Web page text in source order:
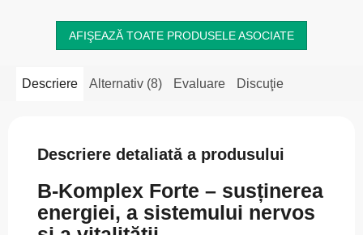
AFIŞEAZĂ TOATE PRODUSELE ASOCIATE
Descriere Alternativ (8) Evaluare Discuţie
Descriere detaliată a produsului
B-Komplex Forte – susținerea
energiei, a sistemului nervos